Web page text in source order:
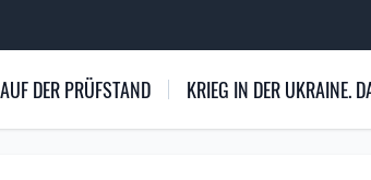
DER PRÜFSTAND KRIEG IN DER UKRAINE.